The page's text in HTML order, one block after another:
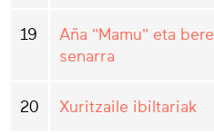
19
Aña "Mamu" eta bere
senarra
20 Xuritzaile ibiltariak